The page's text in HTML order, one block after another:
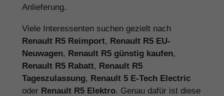
Anlieferung.
Viele Interessenten suchen gezielt nach
Renault R5 Reimport, Renault R5 EU-
Neuwagen, Renault R5 günstig kaufen,
Renault R5 Rabatt, Renault R5
Tageszulassung, Renault 5 E-Tech Electric
oder Renault R5 Elektro. Genau dafür ist diese